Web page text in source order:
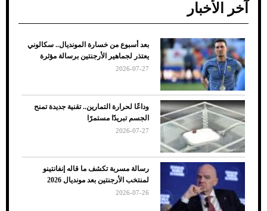
ضعف تبريد مكيف السيارة عند الوقوف.. أشهر
الأسباب والحلول
آخر الأخبار
بعد أسبوع من خسارة المونديال.. سكالوني
يعتذر لجماهير الأرجنتين برسالة مؤثرة
2026-07-27
وداعًا لحرارة التمارين.. تقنية جديدة تمنح
الجسم تبريدًا مستمرًا
2026-07-27
رسالة مسربة تكشف ما قاله إنفانتينو
لمنتخب الأرجنتين بعد مونديال 2026
2026-07-26